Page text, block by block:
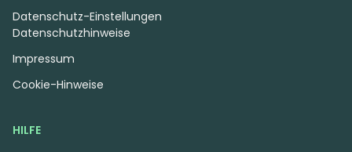
HILFE
Datenschutzhinweise
Impressum
Cookie-Hinweise
Datenschutz-Einstellungen